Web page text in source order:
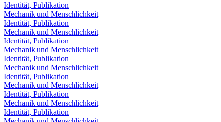
Identität, Publikation
Mechanik und Menschlichkeit
Identität, Publikation
Mechanik und Menschlichkeit
Identität, Publikation
Mechanik und Menschlichkeit
Identität, Publikation
Mechanik und Menschlichkeit
Identität, Publikation
Mechanik und Menschlichkeit
Identität, Publikation
Mechanik und Menschlichkeit
Identität, Publikation